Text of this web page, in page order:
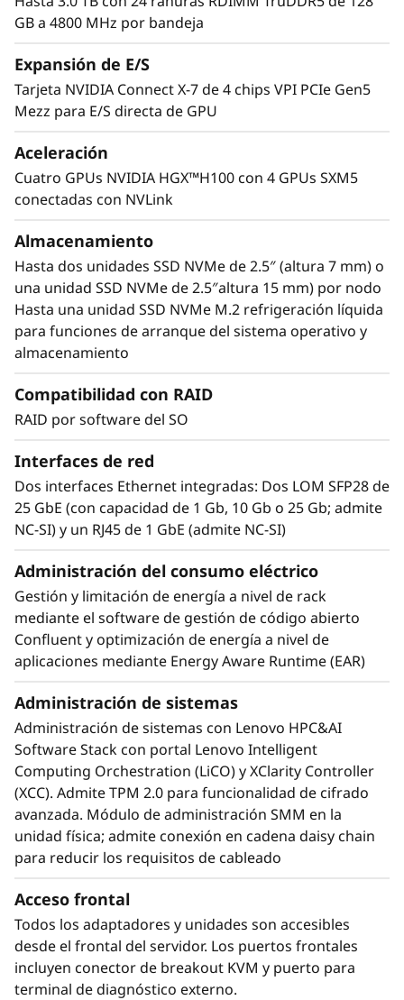
y
S
e
v
e
Acelerar sus aplicaciones
El ThinkSystem SD665-N V3 tiene cuatro GPUs
NVIDIA H100 Tensor Core interconectadas
mediante NVLink para ofrecer importantes
mejoras en el rendimiento para cargas de
trabajo de HPC, entrenamiento de IA e
inferencias. Con NVIDIA
acelerar más de 700 aplicaciones de HPC
soportadas y todos los principales marcos de
• Química, como Gaussian y GROMACS
• Elementos finitos, como LS-DYNA y Simulia
Abaqus
ANSYS Fluent
• Dinámica molecular, como NAMD y AMBER
• Meteorología y climatología, como WRF e
ICON
Soluciones escalables
El Lenovo ThinkSystem SD665-N V3, se ofrece
GB a 4800 MHz por bandeja
Expansión de E/S
Tarjeta NVIDIA Connect X-7 de 4 chips VPI PCIe Gen5
Mezz para E/S directa de GPU
Aceleración
Cuatro GPUs NVIDIA HGX™H100 con 4 GPUs SXM5
conectadas con NVLink
Almacenamiento
Hasta dos unidades SSD NVMe de 2.5″ (altura 7 mm) o
una unidad SSD NVMe de 2.5″altura 15 mm) por nodo
Hasta una unidad SSD NVMe M.2 refrigeración líquida
para funciones de arranque del sistema operativo y
almacenamiento
Compatibilidad con RAID
RAID por software del SO
Interfaces de red
Dos interfaces Ethernet integradas: Dos LOM SFP28 de
25 GbE (con capacidad de 1 Gb, 10 Gb o 25 Gb; admite
NC-SI) y un RJ45 de 1 GbE (admite NC-SI)
Administración del consumo eléctrico
Gestión y limitación de energía a nivel de rack
mediante el software de gestión de código abierto
Confluent y optimización de energía a nivel de
aplicaciones mediante Energy Aware Runtime (EAR)
Administración de sistemas
Administración de sistemas con Lenovo HPC&AI
Software Stack con portal Lenovo Intelligent
Computing Orchestration (LiCO) y XClarity Controller
(XCC). Admite TPM 2.0 para funcionalidad de cifrado
avanzada. Módulo de administración SMM en la
unidad física; admite conexión en cadena daisy chain
para reducir los requisitos de cableado
Acceso frontal
Todos los adaptadores y unidades son accesibles
desde el frontal del servidor. Los puertos frontales
incluyen conector de breakout KVM y puerto para
terminal de diagnóstico externo.